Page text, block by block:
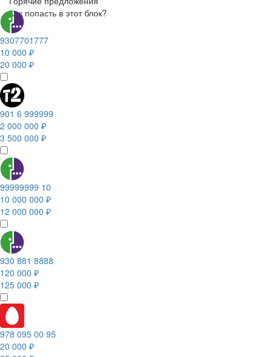
Как попасть в этот блок?
9307701777
10 000 ₽
20 000 ₽
901 6 999999
2 000 000 ₽
3 500 000 ₽
99999999 10
10 000 000 ₽
12 000 000 ₽
930 881 8888
120 000 ₽
125 000 ₽
978 095 00 95
20 000 ₽